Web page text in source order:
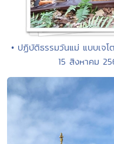
• ปฏิบัติธรรมวันแม่ แบบเจ
15 สิงหาคม